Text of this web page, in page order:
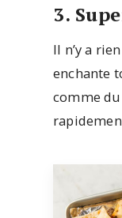
3.
Il n’y a
enchante
comme